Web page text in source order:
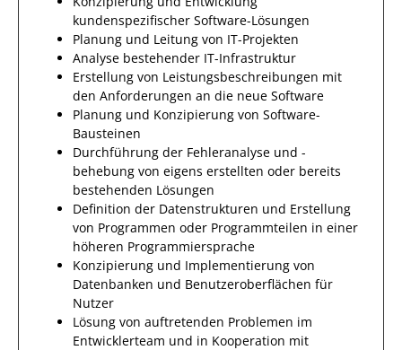
kundenspezifischer Software-Lösungen
Planung und Leitung von IT-Projekten
Analyse bestehender IT-Infrastruktur
Erstellung von Leistungsbeschreibungen mit
den Anforderungen an die neue Software
Planung und Konzipierung von Software-
Bausteinen
Durchführung der Fehleranalyse und -
behebung von eigens erstellten oder bereits
bestehenden Lösungen
Definition der Datenstrukturen und Erstellung
von Programmen oder Programmteilen in einer
höheren Programmiersprache
Konzipierung und Implementierung von
Datenbanken und Benutzeroberflächen für
Nutzer
Lösung von auftretenden Problemen im
Entwicklerteam und in Kooperation mit